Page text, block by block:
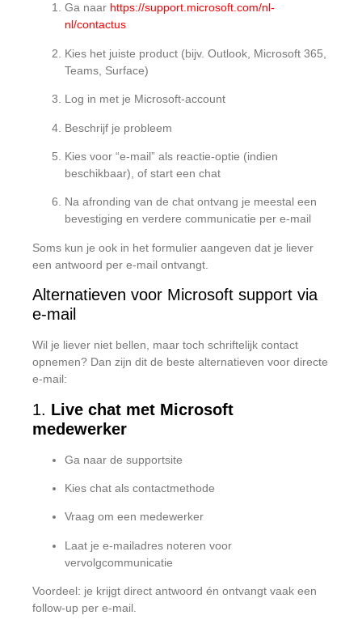
Ga naar https://support.microsoft.com/nl-
nl/contactus
Kies het juiste product (bijv. Outlook, Microsoft 365,
Teams, Surface)
Log in met je Microsoft-account
Beschrijf je probleem
Kies voor “e-mail” als reactie-optie (indien
beschikbaar), of start een chat
Na afronding van de chat ontvang je meestal een
bevestiging en verdere communicatie per e-mail
Soms kun je ook in het formulier aangeven dat je liever
een antwoord per e-mail ontvangt.
Alternatieven voor Microsoft support via
e-mail
Wil je liever niet bellen, maar toch schriftelijk contact
opnemen? Dan zijn dit de beste alternatieven voor directe
e-mail:
1. Live chat met Microsoft
medewerker
Ga naar de supportsite
Kies chat als contactmethode
Vraag om een medewerker
Laat je e-mailadres noteren voor
vervolgcommunicatie
Voordeel: je krijgt direct antwoord én ontvangt vaak een
follow-up per e-mail.